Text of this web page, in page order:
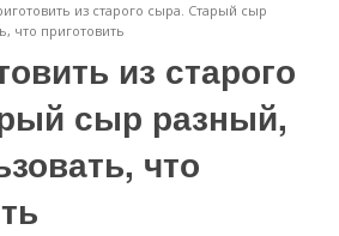
из старого сыра. Старый сыр
что приготовить
из старого
сыр разный,
что